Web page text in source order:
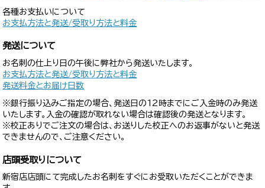
各種お支払いについて
お支払方法と発送/受取り方法と料金
発送について
お名刺の仕上り日の午後に弊社から発送いたします。
お支払方法と発送/受取り方法と料金
発送料金とお届け日数
※銀行振り込みご指定の場合、発送日の12時までにご入金時のみ発送
いたします。入金の確認が取れない場合は確認後の発送となります。
※校正ありでご注文の場合は、お送りした校正へのお返事がないと発送
できませんので、ご注意ください。
店頭受取りについて
新宿店店頭にて完成したお名刺をすぐにお受取いただくことができま